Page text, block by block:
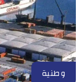
وطنية